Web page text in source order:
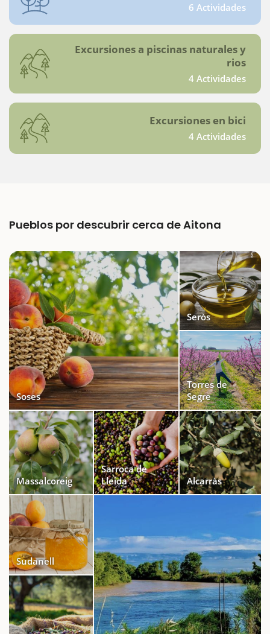
6 Actividades
Excursiones a piscinas naturales y
rios
4 Actividades
Excursiones en bici
4 Actividades
Pueblos por descubrir cerca de Aitona
Soses
Seròs
Torres de
Segre
Massalcoreig
Sarroca de
Lleida
Alcarràs
Sudanell